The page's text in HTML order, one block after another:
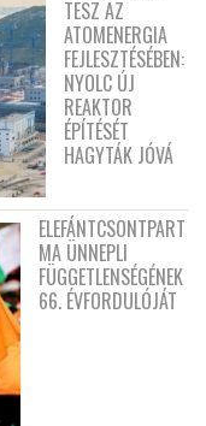
TESZ AZ
ATOMENERGIA
FEJLESZTÉSÉBEN:
NYOLC ÚJ
REAKTOR
ÉPÍTÉSÉT
HAGYTÁK JÓVÁ
ELEFÁNTCSONTPART
MA ÜNNEPLI
FÜGGETLENSÉGÉNEK
66. ÉVFORDULÓJÁT